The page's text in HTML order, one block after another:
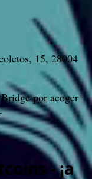
15, 28004
Bridge por acoger
- ¡a